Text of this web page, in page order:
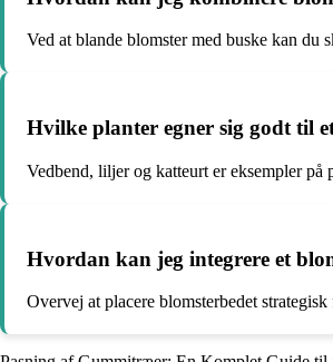
Ved at blande blomster med buske kan du
Hvilke planter egner sig godt til
Vedbend, liljer og katteurt er eksempler
Hvordan kan jeg integrere et
Overvej at placere blomsterbedet